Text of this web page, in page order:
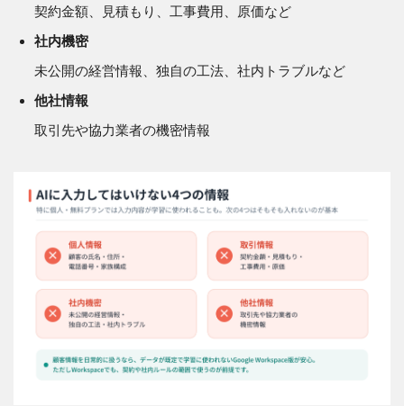
契約金額、見積もり、工事費用、原価など
社内機密
未公開の経営情報、独自の工法、社内トラブルなど
他社情報
取引先や協力業者の機密情報